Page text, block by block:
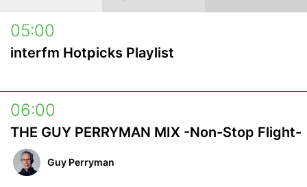
05:00
interfm Hotpicks Playlist
06:00
THE GUY PERRYMAN MIX -Non-Stop Flight-
Guy Perryman